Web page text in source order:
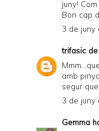
juny! Com
Bon cap
3 de juny
trifasic
amb
segur
3 de juny
Gemma